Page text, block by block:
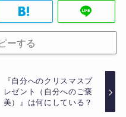
ーする
『自分へのクリスマスプ
レゼント（自分へのご褒
美）』は何にしている？